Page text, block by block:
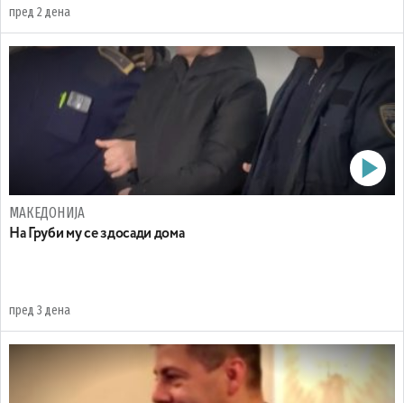
пред 2 дена
МАКЕДОНИЈА
На Груби му се здосади дома
пред 3 дена